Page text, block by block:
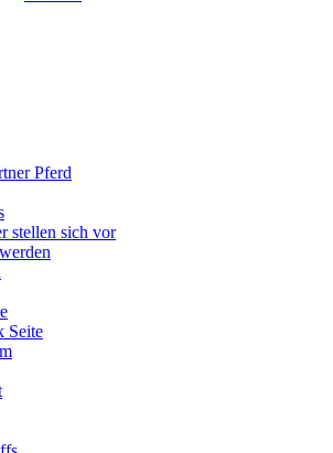
Pferd
stellen sich vor
Seite